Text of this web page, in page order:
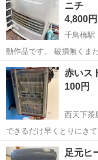
ニチ
4,800円
千鳥橋駅
動作品です。 破損
大阪 大阪市 千鳥
赤いス
100円
西天下茶
できるだけ早くとりにき
しくおねがいします。
大阪 大阪市 西天
足元ヒ